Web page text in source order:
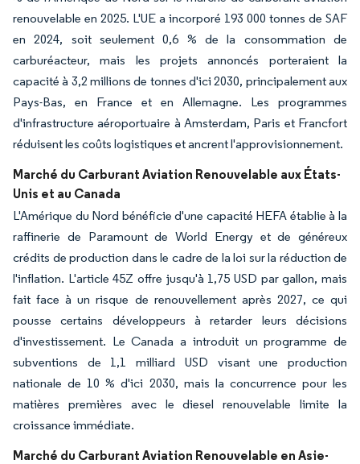
renouvelable en 2025. L'UE a incorporé 193 000 tonnes de SAF
en 2024, soit seulement 0,6 % de la consommation de
carburéacteur, mais les projets annoncés porteraient la
capacité à 3,2 millions de tonnes d'ici 2030, principalement aux
Pays-Bas, en France et en Allemagne. Les programmes
d'infrastructure aéroportuaire à Amsterdam, Paris et Francfort
réduisent les coûts logistiques et ancrent l'approvisionnement.
Marché du Carburant Aviation Renouvelable aux États-
Unis et au Canada
L'Amérique du Nord bénéficie d'une capacité HEFA établie à la
raffinerie de Paramount de World Energy et de généreux
crédits de production dans le cadre de la loi sur la réduction de
l'inflation. L'article 45Z offre jusqu'à 1,75 USD par gallon, mais
fait face à un risque de renouvellement après 2027, ce qui
pousse certains développeurs à retarder leurs décisions
d'investissement. Le Canada a introduit un programme de
subventions de 1,1 milliard USD visant une production
nationale de 10 % d'ici 2030, mais la concurrence pour les
matières premières avec le diesel renouvelable limite la
croissance immédiate.
Marché du Carburant Aviation Renouvelable en Asie-